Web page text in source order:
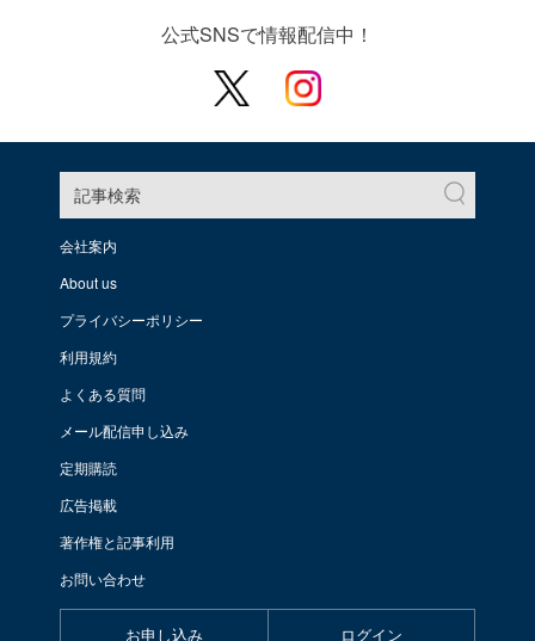
公式SNSで情報配信中！
記事検索
会社案内
About us
プライバシーポリシー
利用規約
よくある質問
メール配信申し込み
定期購読
広告掲載
著作権と記事利用
お問い合わせ
お申し込み ログイン